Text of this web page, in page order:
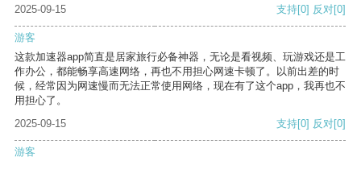
2025-09-15
支持[0] 反对[0]
游客
这款加速器app简直是居家旅行必备神器，无论是看视频、玩游戏还是工
作办公，都能畅享高速网络，再也不用担心网速卡顿了。以前出差的时
候，经常因为网速慢而无法正常使用网络，现在有了这个app，我再也不
用担心了。
2025-09-15
支持[0] 反对[0]
游客